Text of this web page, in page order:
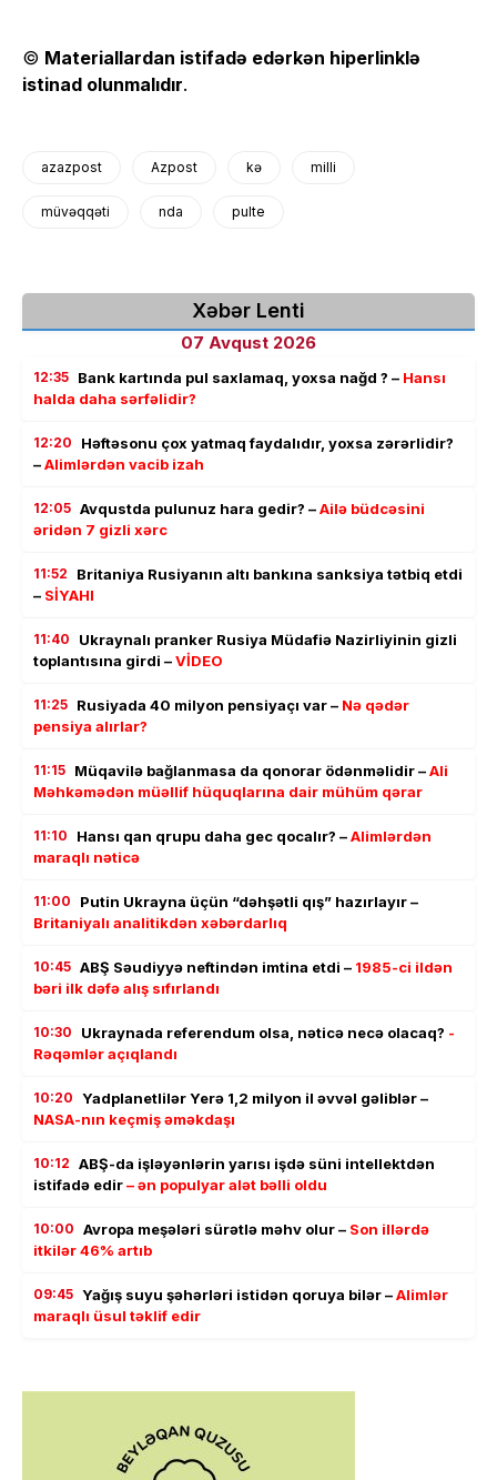
© Materiallardan istifadə edərkən hiperlinklə
istinad olunmalıdır.
azazpost Azpost kə milli
müvəqqəti nda pulte
Xəbər Lenti
07 Avqust 2026
12:35 Bank kartında pul saxlamaq, yoxsa nağd ? – Hansı
halda daha sərfəlidir?
12:20
Həftəsonu çox yatmaq faydalıdır, yoxsa zərərlidir?
–Alimlərdən vacib izah
12:05 Avqustda pulunuz hara gedir? –Ailə büdcəsini
əridən 7 gizli xərc
11:52
Britaniya Rusiyanın altı bankına sanksiya tətbiq etdi
– SİYAHI
11:40
Ukraynalı pranker Rusiya Müdafiə Nazirliyinin gizli
toplantısına girdi –VİDEO
11:25 Rusiyada 40 milyon pensiyaçı var – Nə qədər
pensiya alırlar?
11:15 Müqavilə bağlanmasa da qonorar ödənməlidir –Ali
Məhkəmədən müəllif hüquqlarına dair mühüm qərar
11:10 Hansı qan qrupu daha gec qocalır? –Alimlərdən
maraqlı nəticə
11:00
Putin Ukrayna üçün “dəhşətli qış” hazırlayır –
Britaniyalı analitikdən xəbərdarlıq
10:45 ABŞ Səudiyyə neftindən imtina etdi – 1985-ci ildən
bəri ilk dəfə alış sıfırlandı
10:30 Ukraynada referendum olsa, nəticə necə olacaq? -
Rəqəmlər açıqlandı
10:20 Yadplanetlilər Yerə 1,2 milyon il əvvəl gəliblər –
NASA-nın keçmiş əməkdaşı
10:12 ABŞ-da işləyənlərin yarısı işdə süni intellektdən
istifadə edir– ən populyar alət bəlli oldu
10:00 Avropa meşələri sürətlə məhv olur – Son illərdə
itkilər 46% artıb
09:45 Yağış suyu şəhərləri istidən qoruya bilər –Alimlər
maraqlı üsul təklif edir